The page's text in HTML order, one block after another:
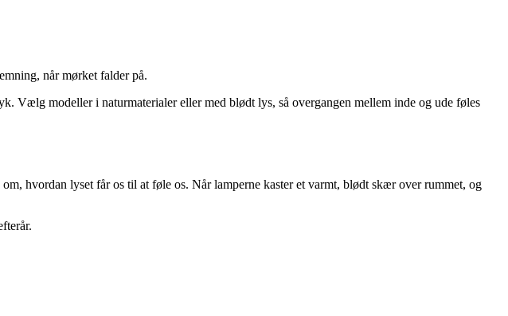
når mørket falder på.
Vælg modeller i naturmaterialer eller med blødt lys, så overgangen mellem inde og ude føles
hvordan lyset får os til at føle os. Når lamperne kaster et varmt, blødt skær over rummet, og